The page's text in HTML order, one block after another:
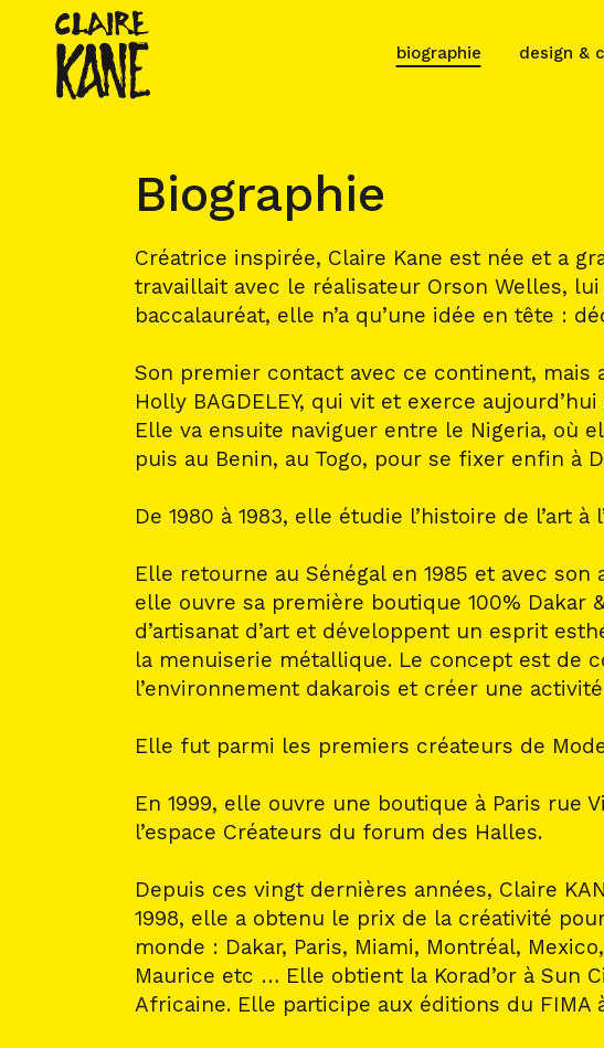
biographie design &
Biographie
Créatrice inspirée, Claire Kane est née et a
travaillait avec le réalisateur Orson Welles,
baccalauréat, elle n’a qu’une idée en tête :
Son premier contact avec ce continent, mais
Holly BAGDELEY, qui vit et exerce
Elle va ensuite naviguer entre le Nigeria, où
puis au Benin, au Togo, pour se fixer enfin à
De 1980 à 1983, elle étudie l’histoire de l’art
Elle retourne au Sénégal en 1985 et avec
elle ouvre sa première boutique 100%
d’artisanat d’art et développent un esprit
la menuiserie métallique. Le concept est de
l’environnement dakarois et créer une
Elle fut parmi les premiers créateurs de
En 1999, elle ouvre une boutique à Paris
l’espace Créateurs du forum des Halles.
Depuis ces vingt dernières années, Claire
1998, elle a obtenu le prix de la créativité
monde : Dakar, Paris, Miami, Montréal,
Maurice etc … Elle obtient la Korad’or à Sun
Africaine. Elle participe aux éditions du FIMA